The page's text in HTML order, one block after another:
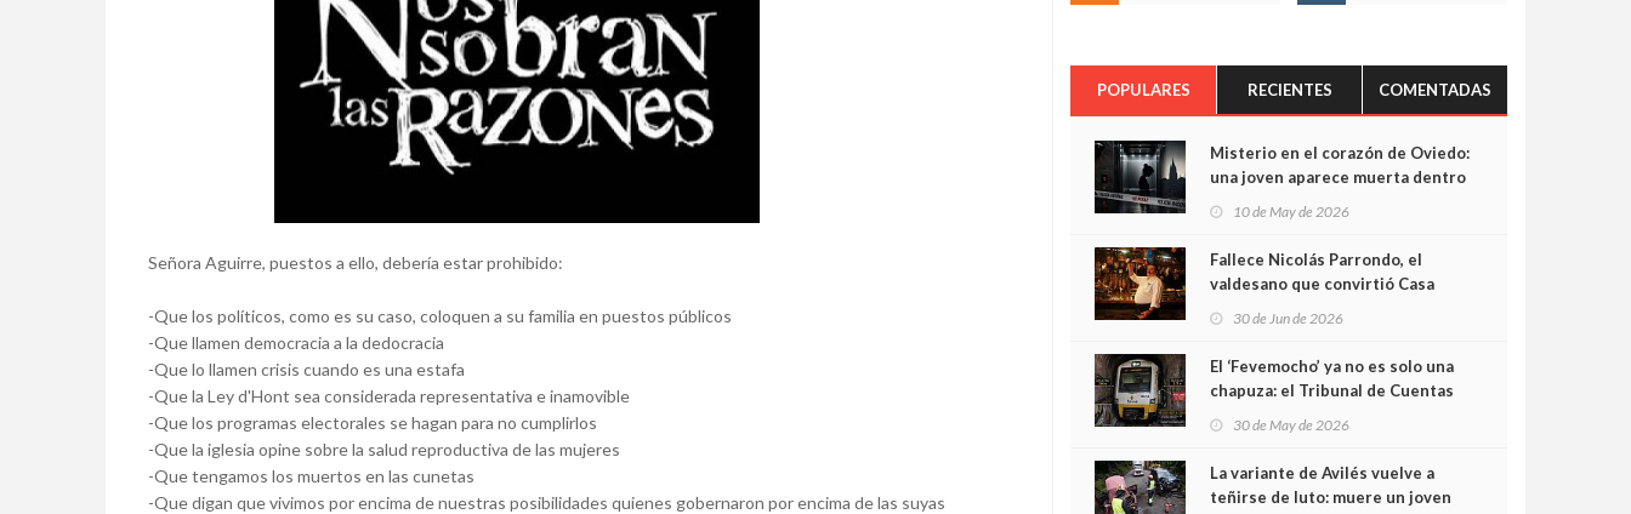
Señora Aguirre, puestos a ello, debería estar prohibido:
-Que los políticos, como es su caso, coloquen a su familia en puestos públicos
-Que llamen democracia a la dedocracia
-Que lo llamen crisis cuando es una estafa
-Que la Ley d'Hont sea considerada representativa e inamovible
-Que los programas electorales se hagan para no cumplirlos
-Que la iglesia opine sobre la salud reproductiva de las mujeres
-Que tengamos los muertos en las cunetas
-Que digan que vivimos por encima de nuestras posibilidades quienes gobernaron por encima de las suyas
POPULARES RECIENTES COMENTADAS
Misterio en el corazón de Oviedo:
una joven aparece muerta dentro
cámaras captan sus últimos
minutos
10 de May de 2026
Fallece Nicolás Parrondo, el
valdesano que convirtió Casa
30 de Jun de 2026
El ‘Fevemocho’ ya no es solo una
chapuza: el Tribunal de Cuentas
sobrecoste de los trenes que no
cabían por los túneles
30 de May de 2026
La variante de Avilés vuelve a
teñirse de luto: muere un joven